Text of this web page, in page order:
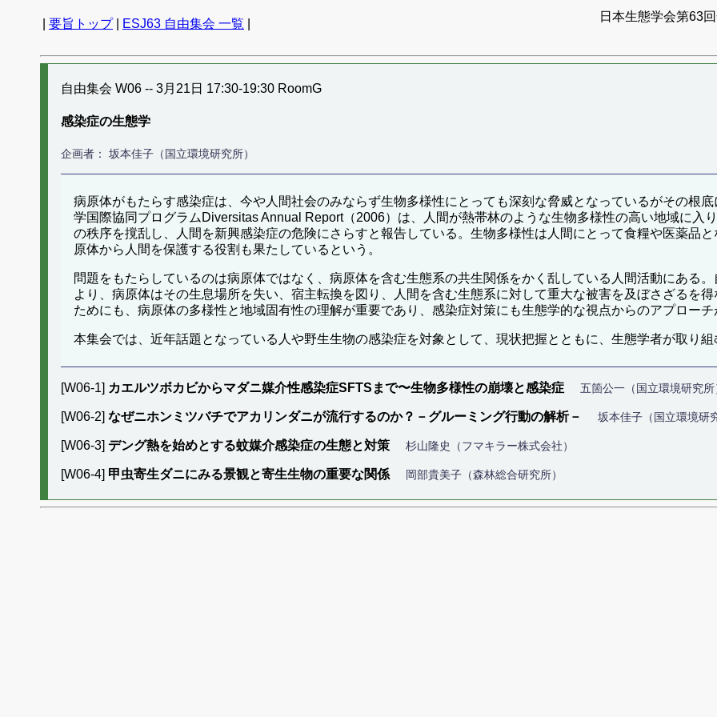
要旨トップ| ESJ63 自由集会 一覧
日本生態学会第63
自由集会 W06 -- 3月21日 17:30-19:30 RoomG
感染症の生態学
企画者： 坂本佳子（国立環境研究所）
病原体がもたらす感染症は、今や人間社会のみならず生物多様性にとっても深刻な脅威となっているがその根
学国際協同プログラムDiversitas Annual Report（2006）は、人間が熱帯林のような生物多様性の高い地域に入
の秩序を撹乱し、人間を新興感染症の危険にさらすと報告している。生物多様性は人間にとって食糧や医薬品
原体から人間を保護する役割も果たしているという。
問題をもたらしているのは病原体ではなく、病原体を含む生態系の共生関係をかく乱している人間活動にある
より、病原体はその生息場所を失い、宿主転換を図り、人間を含む生態系に対して重大な被害を及ぼさざるを
ためにも、病原体の多様性と地域固有性の理解が重要であり、感染症対策にも生態学的な視点からのアプローチ
本集会では、近年話題となっている人や野生生物の感染症を対象として、現状把握とともに、生態学者が取り組
[W06-1] カエルツボカビからマダニ媒介性感染症SFTSまで〜生物多様性の崩壊と感染症 五箇公一（国立環境研究所
[W06-2] なぜニホンミツバチでアカリンダニが流行するのか？－グルーミング行動の解析－ 坂本佳子（国立環境研
[W06-3] デング熱を始めとする蚊媒介感染症の生態と対策 杉山隆史（フマキラー株式会社）
[W06-4] 甲虫寄生ダニにみる景観と寄生生物の重要な関係 岡部貴美子（森林総合研究所）